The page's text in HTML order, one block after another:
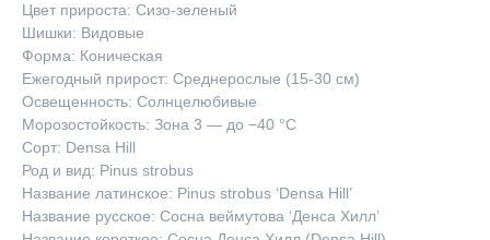
Цвет прироста: Сизо-зеленый
Шишки: Видовые
Форма: Коническая
Ежегодный прирост: Среднерослые (15-30 см)
Освещенность: Солнцелюбивые
Морозостойкость: Зона 3 — до −40 °C
Сорт: Densa Hill
Род и вид: Pinus strobus
Название латинское: Pinus strobus ‘Densa Hill’
Название русское: Сосна веймутова ‘Денса Хилл’